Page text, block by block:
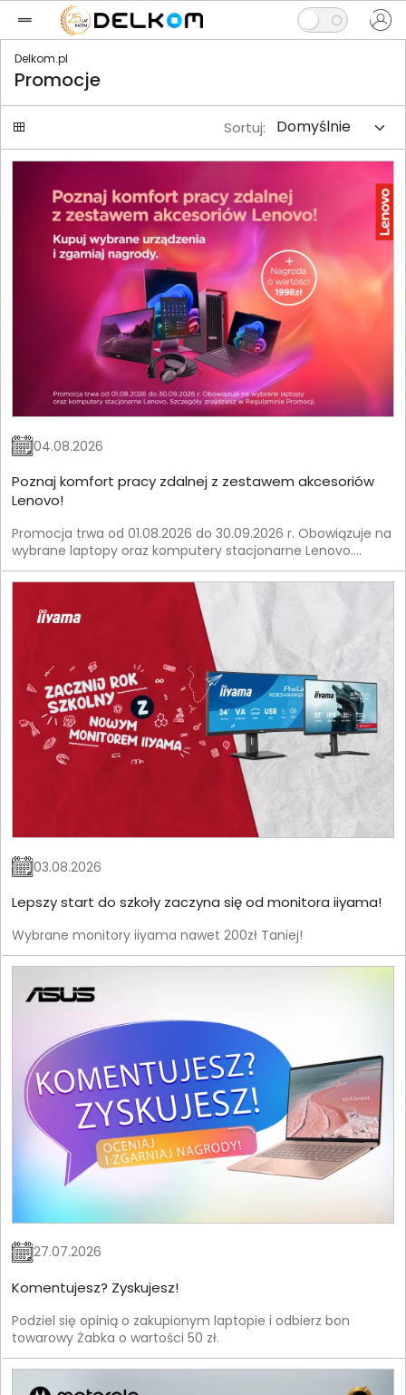
Delkom.pl
Promocje
Sortuj:
04.08.2026
Poznaj komfort pracy zdalnej z zestawem akcesoriów
Lenovo!
Promocja trwa od 01.08.2026 do 30.09.2026 r. Obowiązuje na
wybrane laptopy oraz komputery stacjonarne Lenovo.
Szczegóły znajdziesz w Regulaminie Promocji.
03.08.2026
Lepszy start do szkoły zaczyna się od monitora iiyama!
Wybrane monitory iiyama nawet 200zł Taniej!
27.07.2026
Komentujesz? Zyskujesz!
Podziel się opinią o zakupionym laptopie i odbierz bon
towarowy Żabka o wartości 50 zł.